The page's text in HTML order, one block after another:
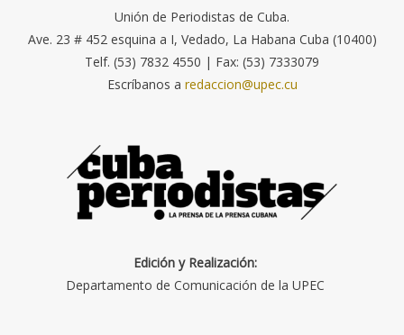
Unión de Periodistas de Cuba.
Ave. 23 # 452 esquina a I, Vedado, La Habana Cuba (10400)
Telf. (53) 7832 4550 | Fax: (53) 7333079
Escríbanos a redaccion@upec.cu
Edición y Realización:
Departamento de Comunicación de la UPEC